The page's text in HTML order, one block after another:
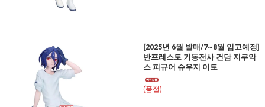
[2025년 6월 발매/7~8월 입고예정]
반프레스토 기동전사 건담 지쿠악
스 피규어 슈우지 이토
(품절)